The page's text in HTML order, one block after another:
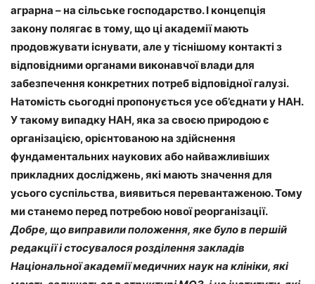
аграрна – на сільське господарство. І концепція
закону полягає в тому, що ці академії мають
продовжувати існувати, але у тіснішому контакті з
відповідними органами виконавчої влади для
забезпечення конкретних потреб відповідної галузі.
Натомість сьогодні пропонується усе об’єднати у НАН.
У такому випадку НАН, яка за своєю природою є
організацією, орієнтованою на здійснення
фундаментальних наукових або найважливіших
прикладних досліджень, які мають значення для
усього суспільства, виявиться перевантаженою. Тому
ми станемо перед потребою нової реорганізації.
Добре, що виправили положення, яке було в першій
редакції і стосувалося розділення закладів
Національної академії медичних наук на клініки, які